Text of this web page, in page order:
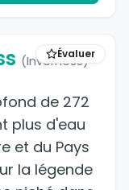
Évaluer
(Inverness)
de 272
plus d'eau
et du Pays
la légende